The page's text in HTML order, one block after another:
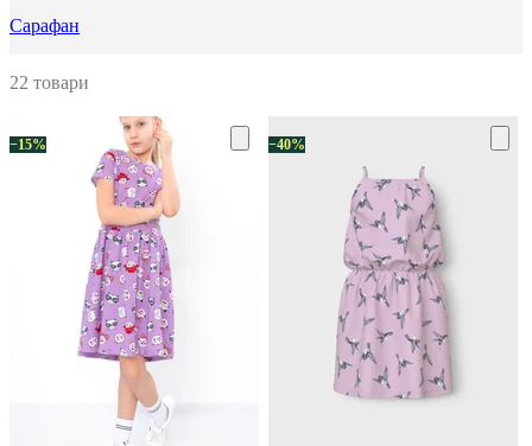
Сарафан
22 товари
−15% −40%